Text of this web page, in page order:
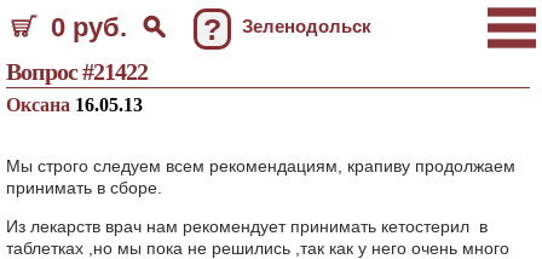
0 руб. ? Зеленодольск
Вопрос #21422
Оксана 16.05.13
Мы строго следуем всем рекомендациям, крапиву продолжаем
принимать в сборе.
Из лекарств врач нам рекомендует принимать кетостерил в
таблетках ,но мы пока не решились ,так как у него очень много